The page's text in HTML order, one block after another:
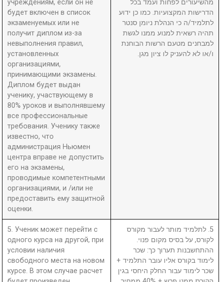
учреждениям, если он не
будет включен в список
экзаменуемых или не
получит диплом из-за
невыполнения правил,
установленных
организациями,
принимающими экзамены.
Диплом будет выдан
ученику, участвующему в
80% уроков и выполнявшему
все профессиональные
требования. Ученику также
известно, что
администрация Ньюмен
центра вправе не допустить
его на экзамены,
проводимые компетентными
организациями, и /или не
предоставить ему защитной
оценки.
מהשיעורים לפחות ועמד בכל
הדרישות המקצועיות. כמו כן ידוע
לתלמיד/ה כי הנהלת ניומן סנטר
תהיה רשאית למנוע ממנו לגשת
למבחנים מטעם הרשות הבוחנת
ו/או לא להעניק לו ציון מגן.
5. Ученик может перейти с
одного курса на другой, при
условии наличия
свободного места на новом
курсе. В этом случае расчет
5. לתלמיד מותר לעבור מקורס
לקורס, על בסיס מקום פנוי.
ההתחשבנות תערוך כך: שכר
לימוד בקורס אליו עובר התלמיד +
שכר לימוד עבור החלק היחסי בגין